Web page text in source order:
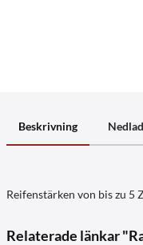
Beskrivning
Reifenstärken von bis zu 5
Relaterade länkar